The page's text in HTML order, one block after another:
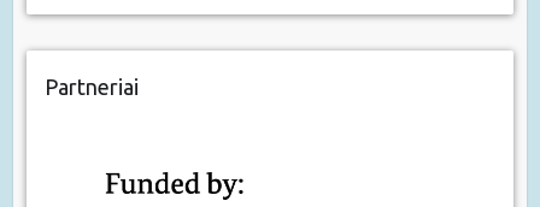
Partneriai